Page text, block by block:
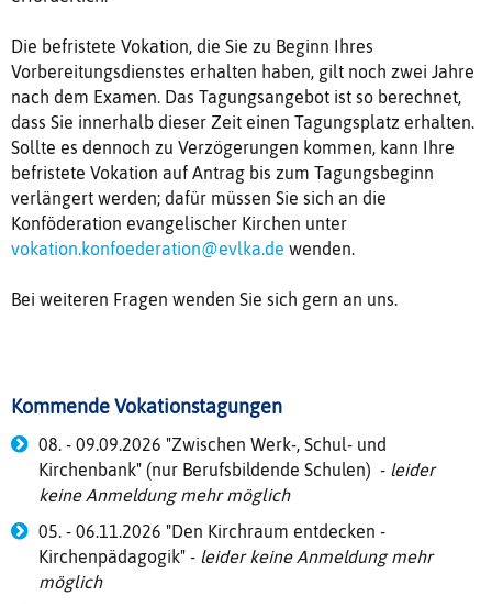
Die befristete Vokation, die Sie zu Beginn Ihres
Vorbereitungsdienstes erhalten haben, gilt noch zwei Jahre
nach dem Examen. Das Tagungsangebot ist so berechnet,
dass Sie innerhalb dieser Zeit einen Tagungsplatz erhalten.
Sollte es dennoch zu Verzögerungen kommen, kann Ihre
befristete Vokation auf Antrag bis zum Tagungsbeginn
verlängert werden; dafür müssen Sie sich an die
Konföderation evangelischer Kirchen unter
vokation.konfoederation@evlka.de wenden.
Bei weiteren Fragen wenden Sie sich gern an uns.
Kommende Vokationstagungen
08. - 09.09.2026 "Zwischen Werk-, Schul- und
Kirchenbank" (nur Berufsbildende Schulen) - leider
keine Anmeldung mehr möglich
05. - 06.11.2026 "Den Kirchraum entdecken -
Kirchenpädagogik" - leider keine Anmeldung mehr
möglich